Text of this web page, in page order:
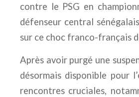
contre le PSG en
défenseur central
sur ce choc franco-français
Après avoir purgé une
désormais disponible pour
rencontres cruciales,